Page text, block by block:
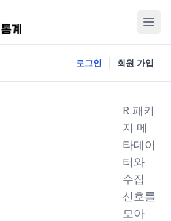
로그인 회원 가입
R 패키
지 메
타데이
터와
수집
신호를
모아